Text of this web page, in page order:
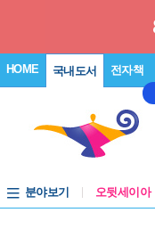
HOME 국내도서 전자책
분야보기 오뒷세이아